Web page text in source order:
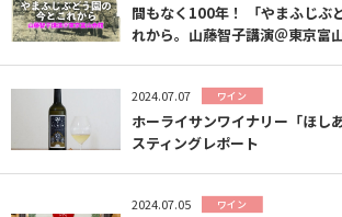
間もなく100年！ 「やまふじぶ
れから。山藤智子講演＠東京富
2024.07.07 ワイン
ホーライサンワイナリー「ほし
スティングレポート
2024.07.05 ワイン